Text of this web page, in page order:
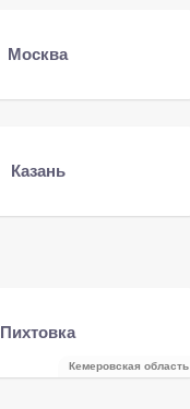
Москва
Казань
Пихтовка
Кемеровская область